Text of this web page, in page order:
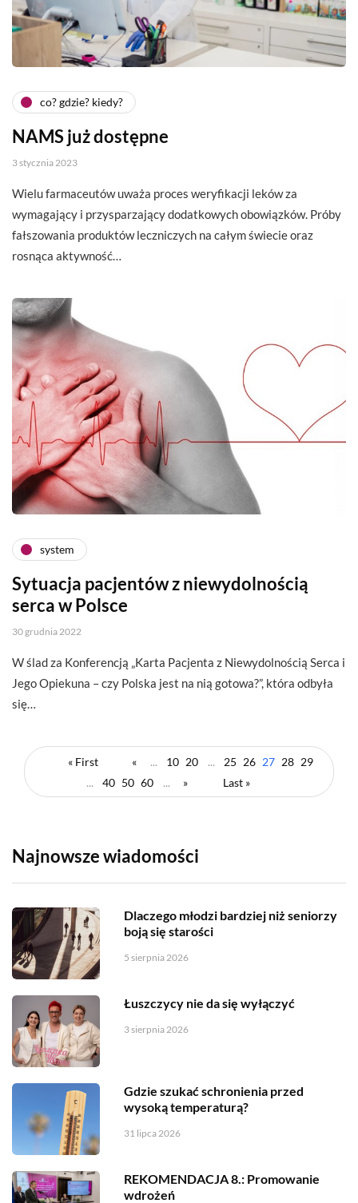
co? gdzie? kiedy?
NAMS już dostępne
3 stycznia 2023
Wielu farmaceutów uważa proces weryfikacji leków za
wymagający i przysparzający dodatkowych obowiązków. Próby
fałszowania produktów leczniczych na całym świecie oraz
rosnąca aktywność…
system
Sytuacja pacjentów z niewydolnością
serca w Polsce
30 grudnia 2022
W ślad za Konferencją „Karta Pacjenta z Niewydolnością Serca i
Jego Opiekuna – czy Polska jest na nią gotowa?”, która odbyła
się…
« First « ... 10 20 ... 25 26 27 28 29
...
40 50 60 ... » Last »
Najnowsze wiadomości
Dlaczego młodzi bardziej niż seniorzy
boją się starości
5 sierpnia 2026
Łuszczycy nie da się wyłączyć
3 sierpnia 2026
Gdzie szukać schronienia przed
wysoką temperaturą?
31 lipca 2026
REKOMENDACJA 8.: Promowanie
wdrożeń